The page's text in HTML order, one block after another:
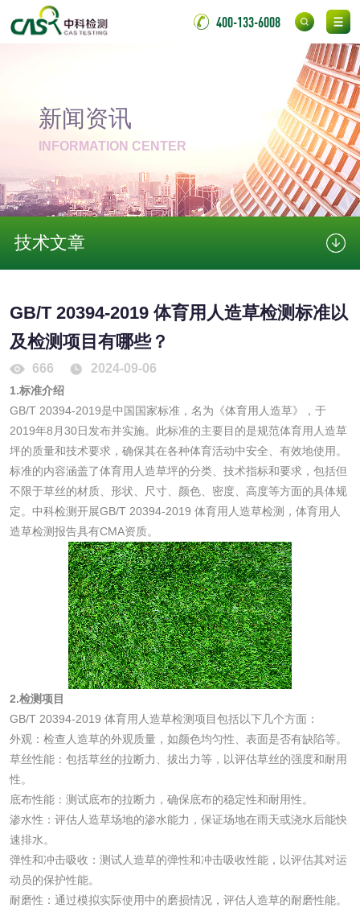
400-133-6008
新闻资讯
INFORMATION CENTER
技术文章
GB/T 20394-2019 体育用人造草检测标准以
及检测项目有哪些？
666 2024-09-06
1.标准介绍
GB/T 20394-2019是中国国家标准，名为《体育用人造草》，于
2019年8月30日发布并实施。此标准的主要目的是规范体育用人造草
坪的质量和技术要求，确保其在各种体育活动中安全、有效地使用。
标准的内容涵盖了体育用人造草坪的分类、技术指标和要求，包括但
不限于草丝的材质、形状、尺寸、颜色、密度、高度等方面的具体规
定。中科检测开展GB/T 20394-2019 体育用人造草检测，体育用人
造草检测报告具有CMA资质。
2.检测项目
GB/T 20394-2019 体育用人造草检测项目包括以下几个方面：
外观：检查人造草的外观质量，如颜色均匀性、表面是否有缺陷等。
草丝性能：包括草丝的拉断力、拔出力等，以评估草丝的强度和耐用
性。
底布性能：测试底布的拉断力，确保底布的稳定性和耐用性。
渗水性：评估人造草场地的渗水能力，保证场地在雨天或浇水后能快
速排水。
弹性和冲击吸收：测试人造草的弹性和冲击吸收性能，以评估其对运
动员的保护性能。
耐磨性：通过模拟实际使用中的磨损情况，评估人造草的耐磨性能。
金属硬度测试
喷嘴检测
保险柜检测 气弹簧检测
伸缩警棍检测
光触媒检测
消毒产品
成分分析配方研发 驱蚊检测
防霉检测 霉菌污染分析
消毒产品备案 防螨除螨检测
微生物检测
化妆品
化妆品毒理试验 化妆品毒理测试
化妆品眼刺激试验 化妆品皮肤刺激试
验
性试验
应试验
皮肤光变态反应试
验
日化产品